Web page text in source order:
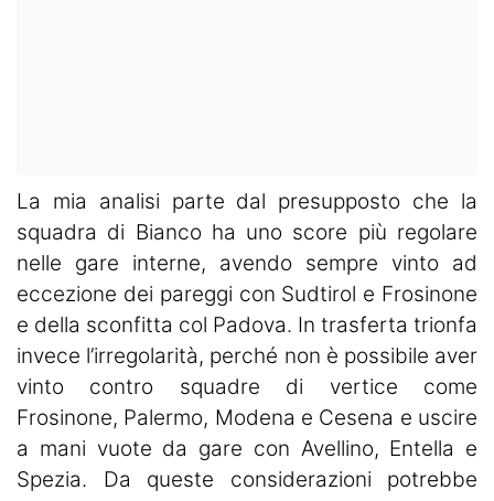
La mia analisi parte dal presupposto che la
squadra di Bianco ha uno score più regolare
nelle gare interne, avendo sempre vinto ad
eccezione dei pareggi con Sudtirol e Frosinone
e della sconfitta col Padova. In trasferta trionfa
invece l’irregolarità, perché non è possibile aver
vinto contro squadre di vertice come
Frosinone, Palermo, Modena e Cesena e uscire
a mani vuote da gare con Avellino, Entella e
Spezia. Da queste considerazioni potrebbe